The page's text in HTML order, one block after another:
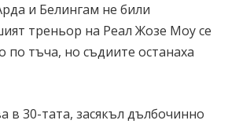
и Белингам не били
треньор на Реал Жозе Моу се
по тъча, но съдиите останаха
в 30-тата, засякъл дълбочинно